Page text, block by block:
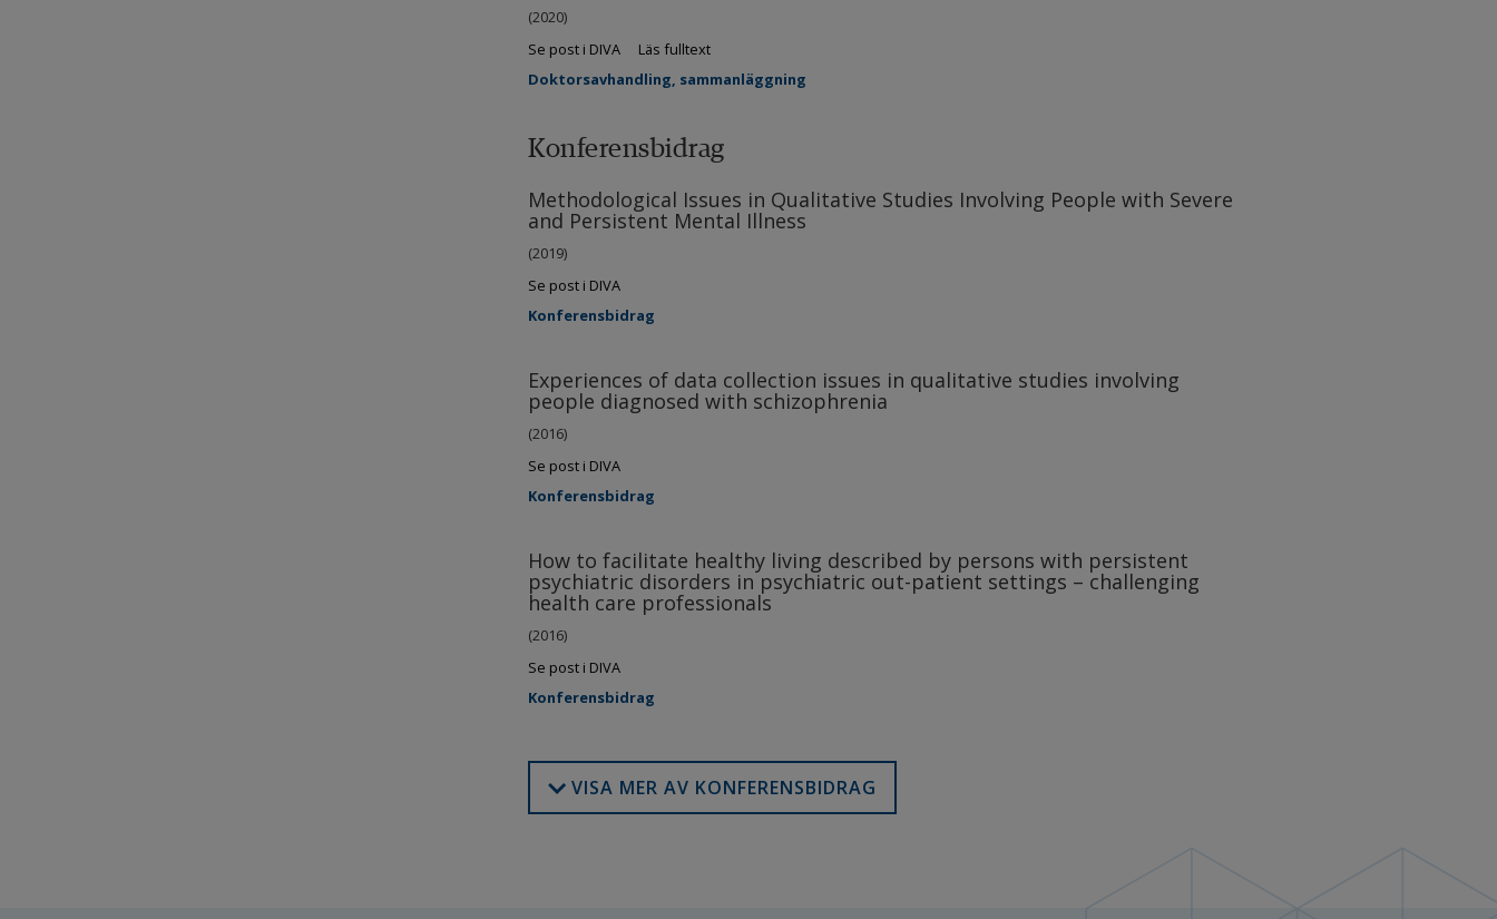
(2020)
Se post i DIVA
Läs fulltext
Doktorsavhandling, sammanläggning
Konferensbidrag
Methodological Issues in Qualitative Studies Involving People with Severe
and Persistent Mental Illness
(2019)
Se post i DIVA
Konferensbidrag
Experiences of data collection issues in qualitative studies involving
people diagnosed with schizophrenia
(2016)
Se post i DIVA
Konferensbidrag
How to facilitate healthy living described by persons with persistent
psychiatric disorders in psychiatric out-patient settings – challenging
health care professionals
(2016)
Se post i DIVA
Konferensbidrag
VISA MER AV KONFERENSBIDRAG